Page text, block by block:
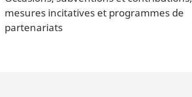
mesures incitatives et programmes de
partenariats